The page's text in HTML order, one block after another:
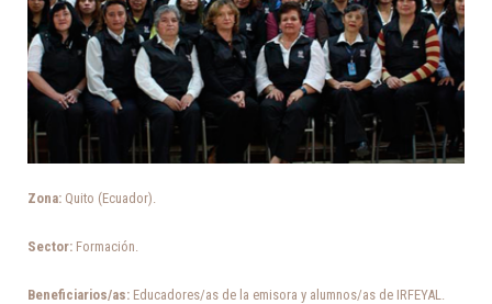
Zona: Quito (Ecuador).
Sector: Formación.
Beneficiarios/as: Educadores/as de la emisora y alumnos/as de IRFEYAL.